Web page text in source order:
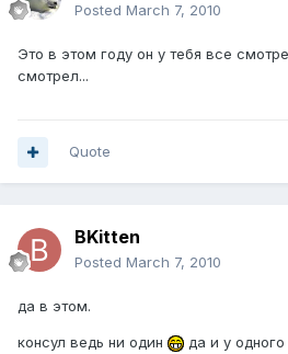
Posted March 7, 2010
Это в этом году он у тебя все
смотрел...
Quote
BKitten
Posted March 7, 2010
да в этом.
консул ведь ни один
да и у